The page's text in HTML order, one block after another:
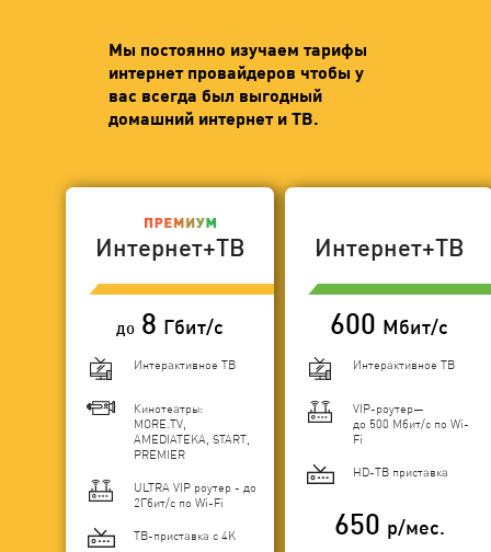
Мы постоянно изучаем тарифы
интернет провайдеров чтобы у
вас всегда был выгодный
домашний интернет и ТВ.
Интернет+ТВ
до 8 Гбит/с
Интерактивное ТВ
Кинотеатры:
MORE.TV,
AMEDIATEKA, START,
PREMIER
ULTRA VIP роутер - до
2Гбит/c по Wi-Fi
ТВ-приставка с 4K
Интернет+ТВ
600 Мбит/с
Интерактивное ТВ
VIP-роутер—
до 500 Мбит/с по Wi-
Fi
HD-ТВ приставка
650 р/мес.